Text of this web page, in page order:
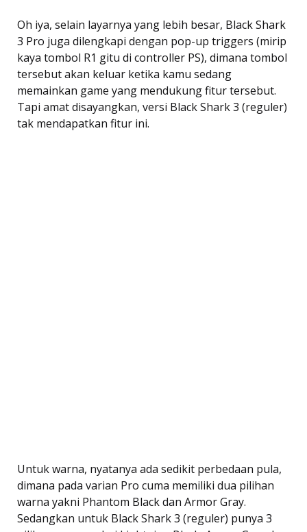
Oh iya, selain layarnya yang lebih besar, Black Shark
3 Pro juga dilengkapi dengan pop-up triggers (mirip
kaya tombol R1 gitu di controller PS), dimana tombol
tersebut akan keluar ketika kamu sedang
memainkan game yang mendukung fitur tersebut.
Tapi amat disayangkan, versi Black Shark 3 (reguler)
tak mendapatkan fitur ini.
Untuk warna, nyatanya ada sedikit perbedaan pula,
dimana pada varian Pro cuma memiliki dua pilihan
warna yakni Phantom Black dan Armor Gray.
Sedangkan untuk Black Shark 3 (reguler) punya 3